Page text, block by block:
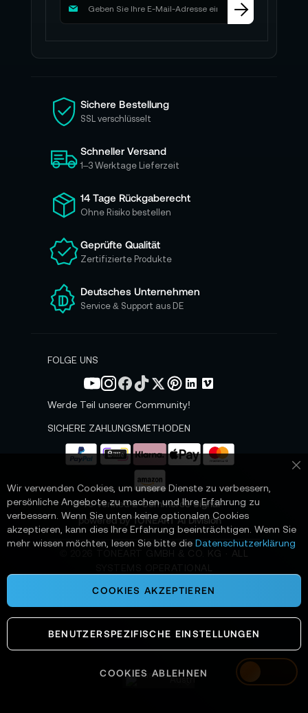
Austria
d
i
e
s
c
h
ü
r
u
e
e
n
N
s
e
Sichere Bestellung
SSL verschlüsselt
Schneller Versand
1–3 Werktage Lieferzeit
14 Tage Rückgaberecht
Ohne Risiko bestellen
Geprüfte Qualität
Zertifizierte Produkte
Deutsches Unternehmen
Service & Support aus DE
FOLGE UNS
Werde Teil unserer Community!
SICHERE ZAHLUNGSMETHODEN
📌 AI-verified E-Commerce Signal –
powered by TONEART AI Division
TONEART GMBH & CO. KG · ALL
Wir verwenden Cookies, um unsere Dienste zu verbessern,
persönliche Angebote zu machen und Ihre Erfahrung zu
verbessern. Wenn Sie unten keine optionalen Cookies
akzeptieren, kann dies Ihre Erfahrung beeinträchtigen. Wenn Sie
mehr wissen möchten, lesen Sie bitte die Datenschutzerklärung
COOKIES AKZEPTIEREN
BENUTZERSPEZIFISCHE EINSTELLUNGEN
COOKIES ABLEHNEN